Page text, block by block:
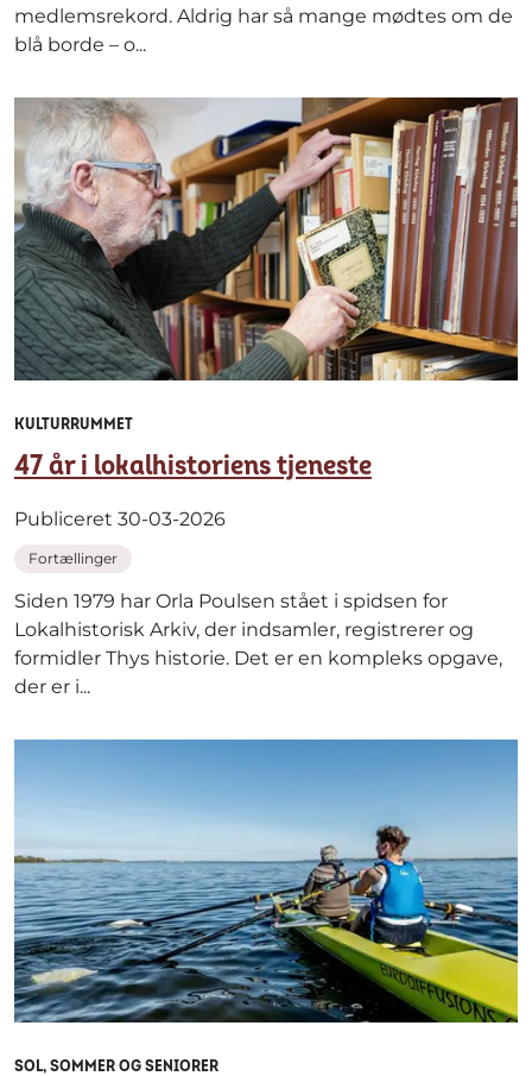
medlemsrekord. Aldrig har så mange mødtes om de
blå borde – o...
KULTURRUMMET
47 år i lokalhistoriens tjeneste
Publiceret 30-03-2026
Fortællinger
Siden 1979 har Orla Poulsen stået i spidsen for
Lokalhistorisk Arkiv, der indsamler, registrerer og
formidler Thys historie. Det er en kompleks opgave,
der er i...
SOL, SOMMER OG SENIORER